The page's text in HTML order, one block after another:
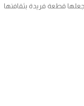
قطعة فريدة بثقافتها